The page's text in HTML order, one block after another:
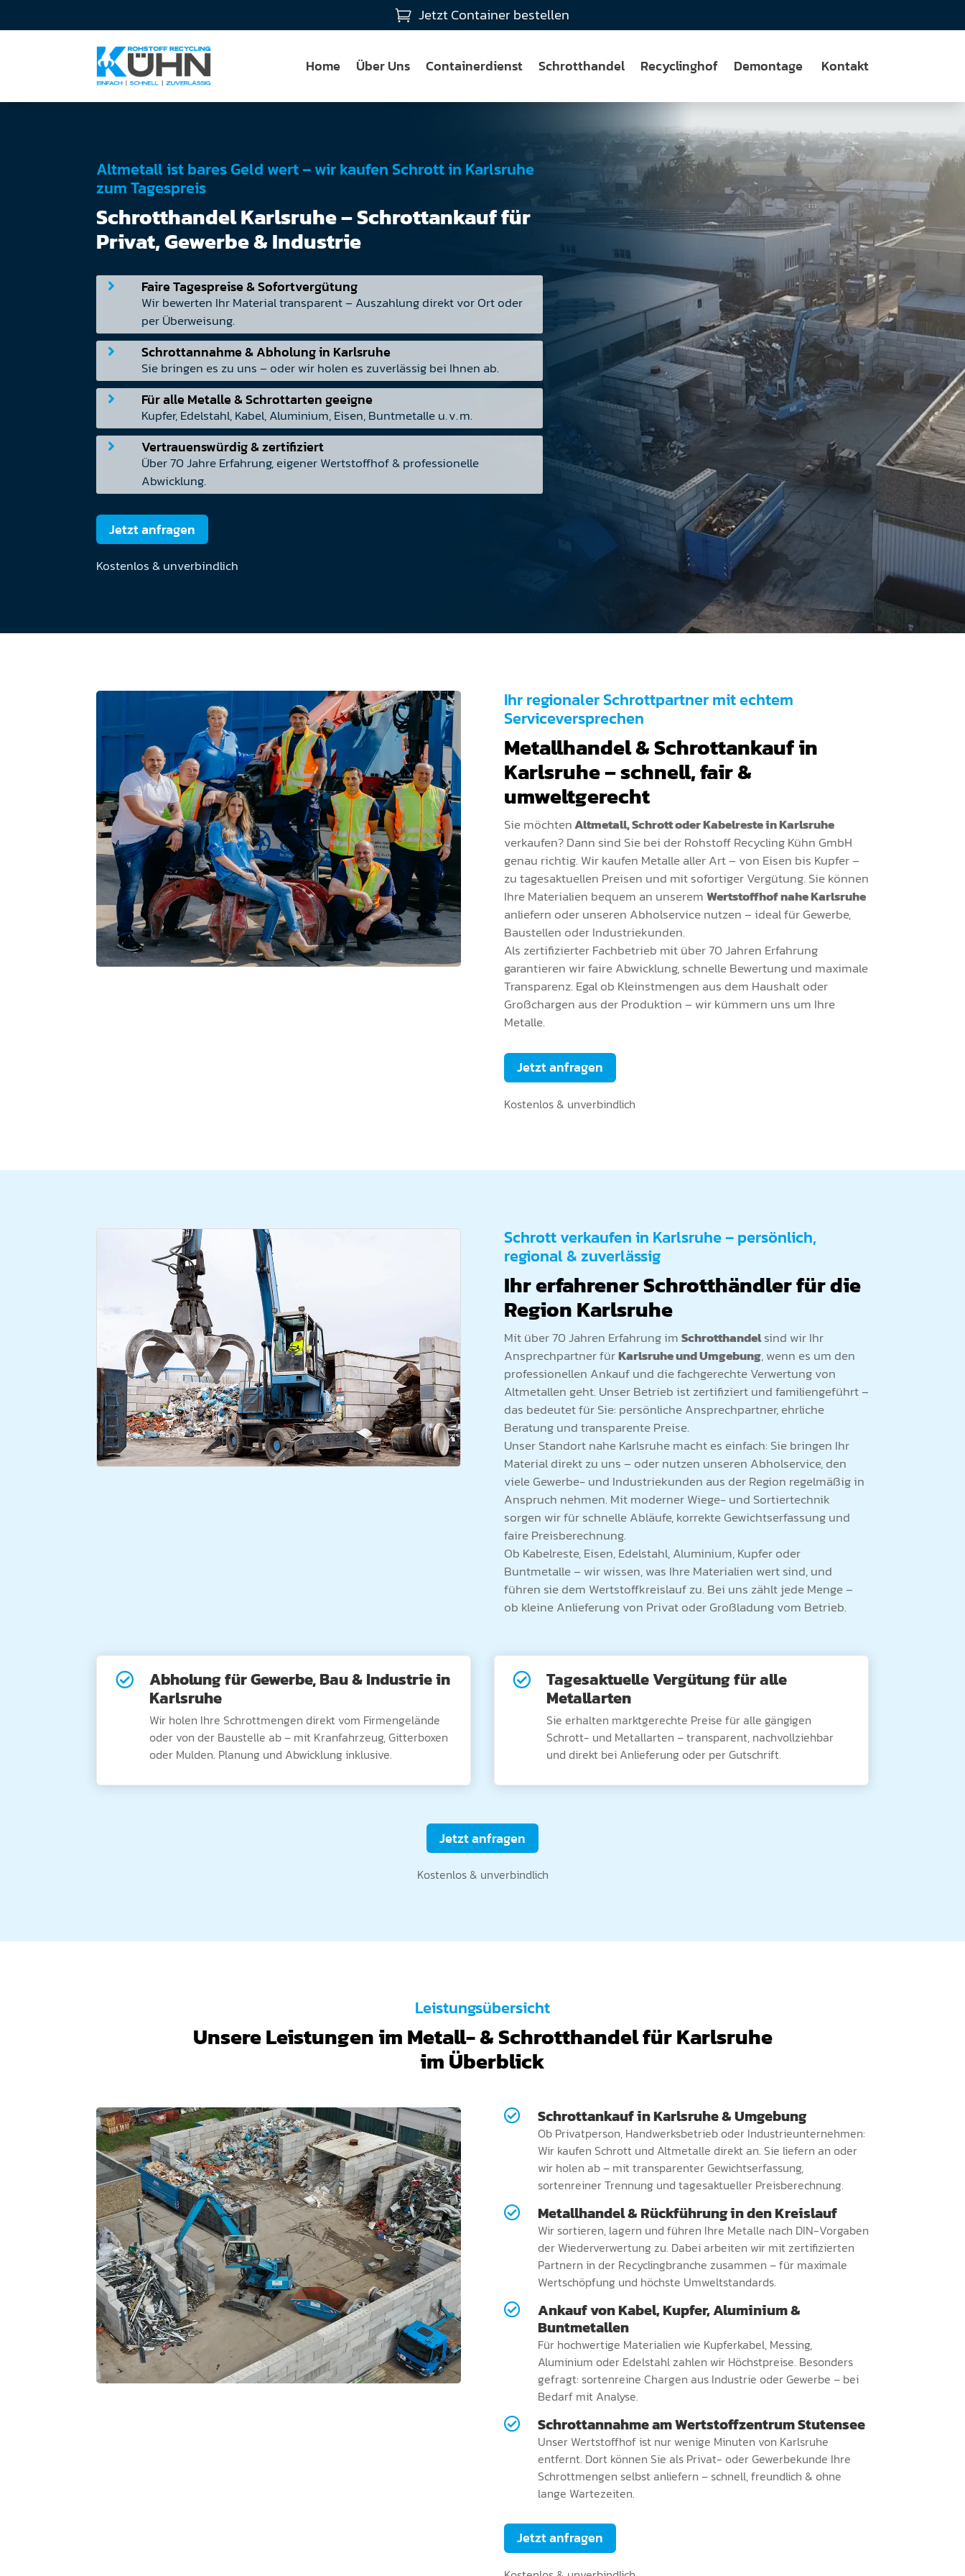
 Jetzt Container bestellen
Home Über Uns Containerdienst Schrotthandel Recyclinghof Demontage Kontakt
Altmetall ist bares Geld wert – wir kaufen Schrott in Karlsruhe
zum Tagespreis
Schrotthandel Karlsruhe – Schrottankauf für
Privat, Gewerbe & Industrie
 Faire Tagespreise & Sofortvergütung
Wir bewerten Ihr Material transparent – Auszahlung direkt vor Ort oder
per Überweisung.
 Schrottannahme & Abholung in Karlsruhe
Sie bringen es zu uns – oder wir holen es zuverlässig bei Ihnen ab.
 Für alle Metalle & Schrottarten geeigne
Kupfer, Edelstahl, Kabel, Aluminium, Eisen, Buntmetalle u. v. m.
 Vertrauenswürdig & zertifiziert
Über 70 Jahre Erfahrung, eigener Wertstoffhof & professionelle
Abwicklung.
Jetzt anfragen
Kostenlos & unverbindlich
Ihr regionaler Schrottpartner mit echtem
Serviceversprechen
Metallhandel & Schrottankauf in
Karlsruhe – schnell, fair &
umweltgerecht
Sie möchtenAltmetall, Schrott oder Kabelreste in Karlsruhe
verkaufen? Dann sind Sie bei der Rohstoff Recycling Kühn GmbH
genau richtig. Wir kaufen Metalle aller Art – von Eisen bis Kupfer –
zu tagesaktuellen Preisen und mit sofortiger Vergütung. Sie können
Ihre Materialien bequem an unseremWertstoffhof nahe Karlsruhe
anliefern oder unseren Abholservice nutzen – ideal für Gewerbe,
Baustellen oder Industriekunden.
Als zertifizierter Fachbetrieb mit über 70 Jahren Erfahrung
garantieren wir faire Abwicklung, schnelle Bewertung und maximale
Transparenz. Egal ob Kleinstmengen aus dem Haushalt oder
Großchargen aus der Produktion – wir kümmern uns um Ihre
Metalle.
Jetzt anfragen
Kostenlos & unverbindlich
Schrott verkaufen in Karlsruhe – persönlich,
regional & zuverlässig
Ihr erfahrener Schrotthändler für die
Region Karlsruhe
Mit über 70 Jahren Erfahrung imSchrotthandelsind wir Ihr
Ansprechpartner fürKarlsruhe und Umgebung, wenn es um den
professionellen Ankauf und die fachgerechte Verwertung von
Altmetallen geht. Unser Betrieb ist zertifiziert und familiengeführt –
das bedeutet für Sie: persönliche Ansprechpartner, ehrliche
Beratung und transparente Preise.
Unser Standort nahe Karlsruhe macht es einfach: Sie bringen Ihr
Material direkt zu uns – oder nutzen unseren Abholservice, den
viele Gewerbe- und Industriekunden aus der Region regelmäßig in
Anspruch nehmen. Mit moderner Wiege- und Sortiertechnik
sorgen wir für schnelle Abläufe, korrekte Gewichtserfassung und
faire Preisberechnung.
Ob Kabelreste, Eisen, Edelstahl, Aluminium, Kupfer oder
Buntmetalle – wir wissen, was Ihre Materialien wert sind, und
führen sie dem Wertstoffkreislauf zu. Bei uns zählt jede Menge –
ob kleine Anlieferung von Privat oder Großladung vom Betrieb.
 Abholung für Gewerbe, Bau & Industrie in
Karlsruhe
Wir holen Ihre Schrottmengen direkt vom Firmengelände
oder von der Baustelle ab – mit Kranfahrzeug, Gitterboxen
oder Mulden. Planung und Abwicklung inklusive.
 Tagesaktuelle Vergütung für alle
Metallarten
Sie erhalten marktgerechte Preise für alle gängigen
Schrott- und Metallarten – transparent, nachvollziehbar
und direkt bei Anlieferung oder per Gutschrift.
Jetzt anfragen
Kostenlos & unverbindlich
Leistungsübersicht
Unsere Leistungen im Metall- & Schrotthandel für Karlsruhe
im Überblick
 Schrottankauf in Karlsruhe & Umgebung
Ob Privatperson, Handwerksbetrieb oder Industrieunternehmen:
Wir kaufen Schrott und Altmetalle direkt an. Sie liefern an oder
wir holen ab – mit transparenter Gewichtserfassung,
sortenreiner Trennung und tagesaktueller Preisberechnung.
 Metallhandel & Rückführung in den Kreislauf
Wir sortieren, lagern und führen Ihre Metalle nach DIN-Vorgaben
der Wiederverwertung zu. Dabei arbeiten wir mit zertifizierten
Partnern in der Recyclingbranche zusammen – für maximale
Wertschöpfung und höchste Umweltstandards.

Ankauf von Kabel, Kupfer, Aluminium &
Buntmetallen
Für hochwertige Materialien wie Kupferkabel, Messing,
Aluminium oder Edelstahl zahlen wir Höchstpreise. Besonders
gefragt: sortenreine Chargen aus Industrie oder Gewerbe – bei
Bedarf mit Analyse.
 Schrottannahme am Wertstoffzentrum Stutensee
Unser Wertstoffhof ist nur wenige Minuten von Karlsruhe
entfernt. Dort können Sie als Privat- oder Gewerbekunde Ihre
Schrottmengen selbst anliefern – schnell, freundlich & ohne
lange Wartezeiten.
Jetzt anfragen